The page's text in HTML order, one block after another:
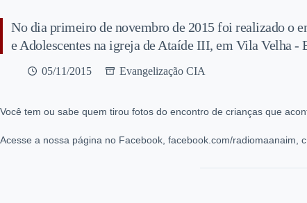
No dia primeiro de novembro de 2015 foi realizado o
e Adolescentes na igreja de Ataíde III, em Vila Velha -
05/11/2015 Evangelização CIA
Você tem ou sabe quem tirou fotos do encontro de crianças que
Acesse a nossa página no Facebook, facebook.com/radiomaanaim,